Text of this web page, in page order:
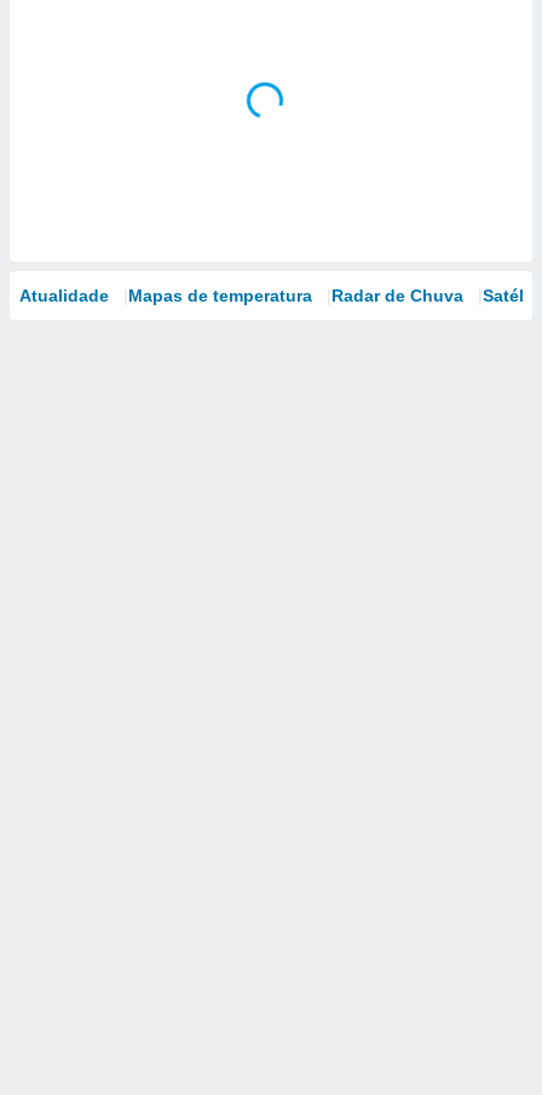
Atualidade Mapas de temperatura Radar de Chuva